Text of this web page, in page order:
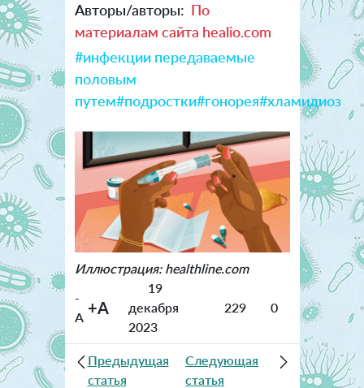
Авторы/авторы: По
материалам сайта healio.com
#инфекции передаваемые
половым
путем#подростки#гонорея#хламидиоз
Иллюстрация: healthline.com
-
A +A
19
декабря
2023
229 0
Предыдущая
статья
Следующая
статья